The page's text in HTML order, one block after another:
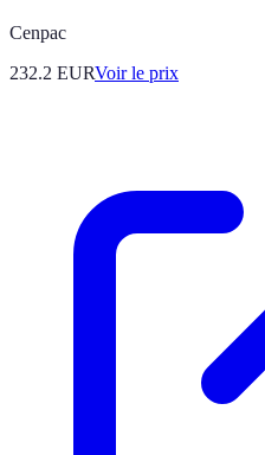
Cenpac
232.2 EURVoir le prix